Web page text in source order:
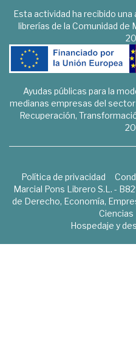
Esta actividad ha recibido una
librerías de la Comunidad de
Ayudas públicas para la
medianas empresas del
Recuperación,
Política de privacidad
Marcial Pons Librero S.L. -
de Derecho, Economía,
Ciencias
Hospedaje y